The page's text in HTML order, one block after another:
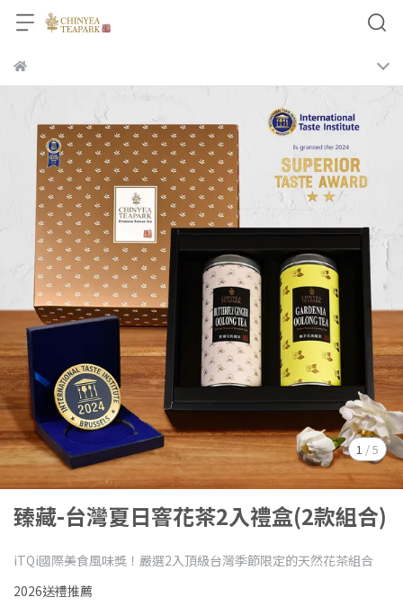
1 /5
臻藏-台灣夏日窨花茶2入禮盒(2款組合)
iTQi國際美食風味獎！嚴選2入頂級台灣季節限定的天然花茶組合
2026送禮推薦